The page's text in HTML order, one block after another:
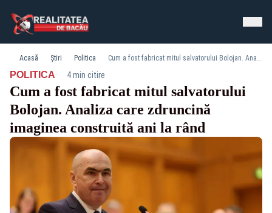
Acasă Știri Politica Cum a fost fabricat mitul salvatorului Bolojan. Analiza care zdruncină imaginea construită ani la rând
POLITICA· 4 min citire
Cum a fost fabricat mitul salvatorului
Bolojan. Analiza care zdruncină
imaginea construită ani la rând